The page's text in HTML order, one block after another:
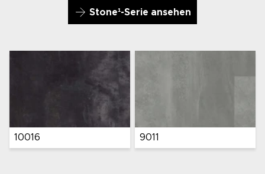
Stone¹-Serie ansehen